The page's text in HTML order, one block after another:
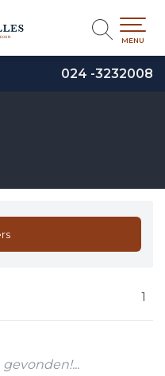
024 -3232008
MENU
1